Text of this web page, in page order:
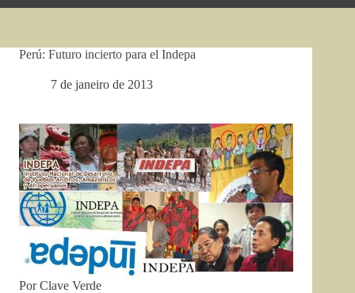
Perú: Futuro incierto para el Indepa
7 de janeiro de 2013
Por Clave Verde